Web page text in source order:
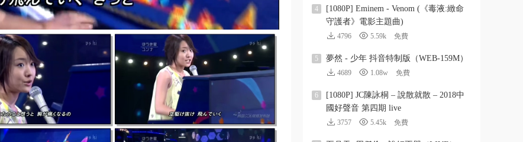
4
[1080P] Eminem - Venom (《毒液:緻命
守護者》電影主題曲)
4796 5.59k 免費
5 夢然 - 少年 抖音特制版（WEB-159M）
4689 1.08w 免費
6
[1080P] JC陳詠桐 – 說散就散 – 2018中
國好聲音 第四期 live
3757 5.45k 免費